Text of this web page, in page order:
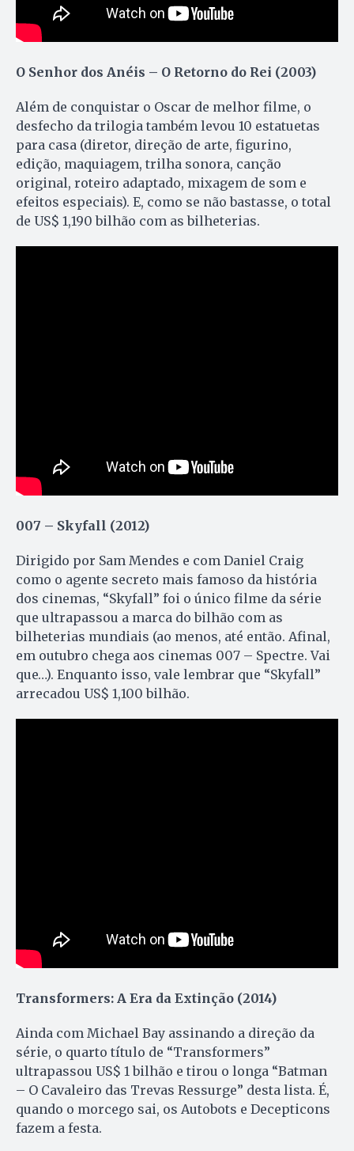
O Senhor dos Anéis – O Retorno do Rei (2003)
Além de conquistar o Oscar de melhor filme, o
desfecho da trilogia também levou 10 estatuetas
para casa (diretor, direção de arte, figurino,
edição, maquiagem, trilha sonora, canção
original, roteiro adaptado, mixagem de som e
efeitos especiais). E, como se não bastasse, o total
de US$ 1,190 bilhão com as bilheterias.
007 – Skyfall (2012)
Dirigido por Sam Mendes e com Daniel Craig
como o agente secreto mais famoso da história
dos cinemas, “Skyfall” foi o único filme da série
que ultrapassou a marca do bilhão com as
bilheterias mundiais (ao menos, até então. Afinal,
em outubro chega aos cinemas 007 – Spectre. Vai
que…). Enquanto isso, vale lembrar que “Skyfall”
arrecadou US$ 1,100 bilhão.
Transformers: A Era da Extinção (2014)
Ainda com Michael Bay assinando a direção da
série, o quarto título de “Transformers”
ultrapassou US$ 1 bilhão e tirou o longa “Batman
– O Cavaleiro das Trevas Ressurge” desta lista. É,
quando o morcego sai, os Autobots e Decepticons
fazem a festa.